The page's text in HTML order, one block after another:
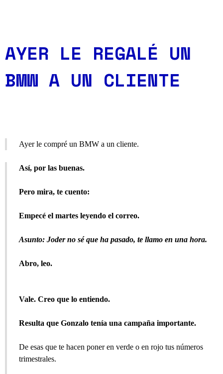
AYER LE REGALÉ UN
BMW A UN CLIENTE
Ayer le compré un BMW a un cliente.
Así, por las buenas.
Pero mira, te cuento:
Empecé el martes leyendo el correo.
Asunto: Joder no sé que ha pasado, te llamo en una hora.
Abro, leo.
Vale. Creo que lo entiendo.
Resulta que Gonzalo tenía una campaña importante.
De esas que te hacen poner en verde o en rojo tus números
trimestrales.